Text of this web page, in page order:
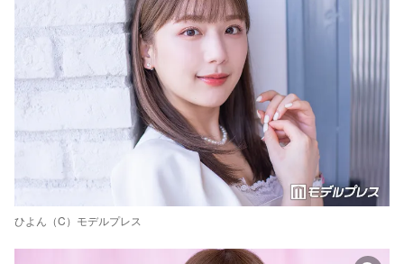
ひよん（C）モデルプレス